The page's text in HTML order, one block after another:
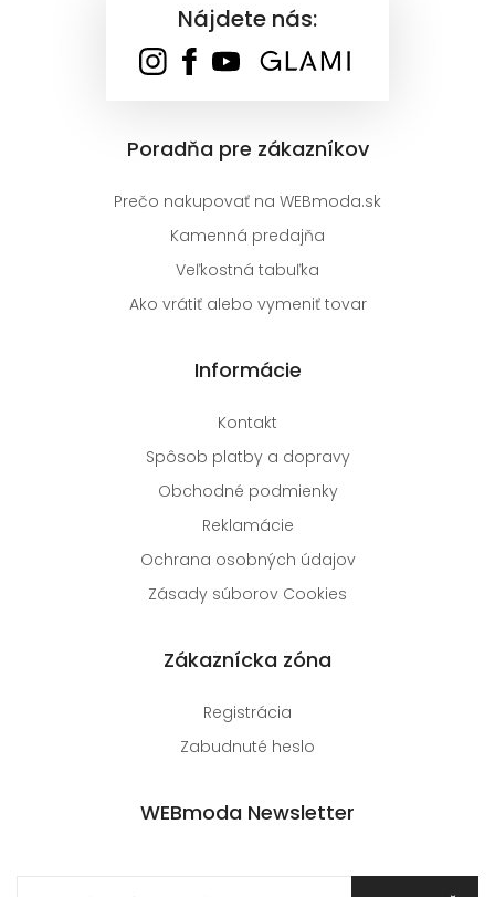
Nájdete nás:
Poradňa pre zákazníkov
Prečo nakupovať na WEBmoda.sk
Kamenná predajňa
Veľkostná tabuľka
Ako vrátiť alebo vymeniť tovar
Informácie
Kontakt
Spôsob platby a dopravy
Obchodné podmienky
Reklamácie
Ochrana osobných údajov
Zásady súborov Cookies
Zákaznícka zóna
Registrácia
Zabudnuté heslo
WEBmoda Newsletter